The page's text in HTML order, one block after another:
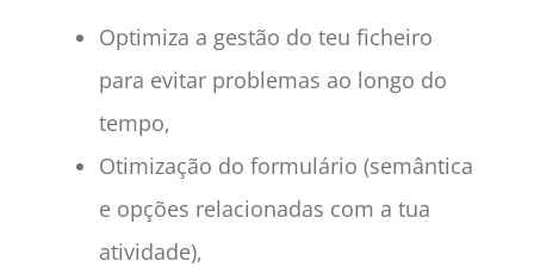
Optimiza a gestão do teu ficheiro
para evitar problemas ao longo do
tempo,
Otimização do formulário (semântica
e opções relacionadas com a tua
atividade),